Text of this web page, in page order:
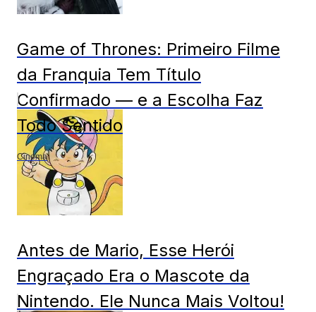
Game of Thrones: Primeiro Filme
da Franquia Tem Título
Confirmado — e a Escolha Faz
Todo Sentido
Cinema
Antes de Mario, Esse Herói
Engraçado Era o Mascote da
Nintendo. Ele Nunca Mais Voltou!